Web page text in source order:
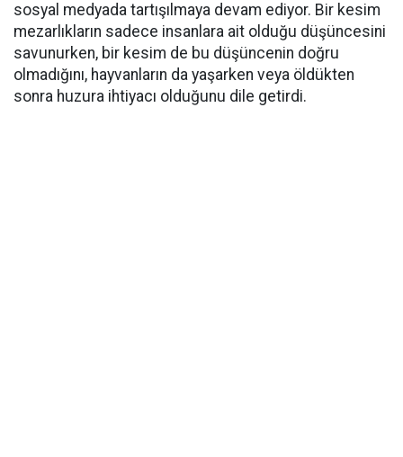
sosyal medyada tartışılmaya devam ediyor. Bir kesim
mezarlıkların sadece insanlara ait olduğu düşüncesini
savunurken, bir kesim de bu düşüncenin doğru
olmadığını, hayvanların da yaşarken veya öldükten
sonra huzura ihtiyacı olduğunu dile getirdi.